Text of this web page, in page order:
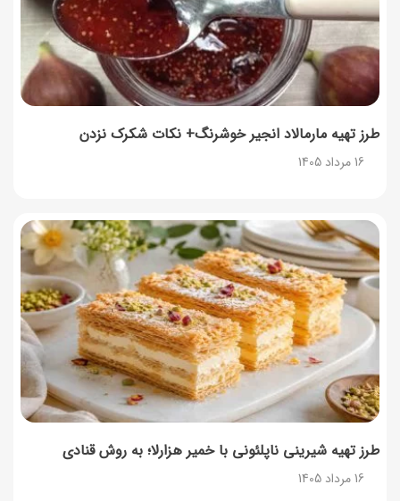
طرز تهیه مارمالاد انجیر خوشرنگ+ نکات شکرک نزدن
16 مرداد 1405
طرز تهیه شیرینی ناپلئونی با خمیر هزارلا؛ به روش قنادی
16 مرداد 1405
توصیه‌های مهم برای دفع انواع حشرات در خانه
14 مرداد 1405
طرز تهیه آلبالو شور خانگی؛ خوش‌رنگ و بدون کپک
14 مرداد 1405
۳۵ لیست غذاهای جدید و متفاوت؛ برای ناهار و مهمانی
14 مرداد 1405
طرز تهیه پش ملبا (پیچ ملبا)؛ دسر کلاسیک هلو و بستنی
13 مرداد 1405